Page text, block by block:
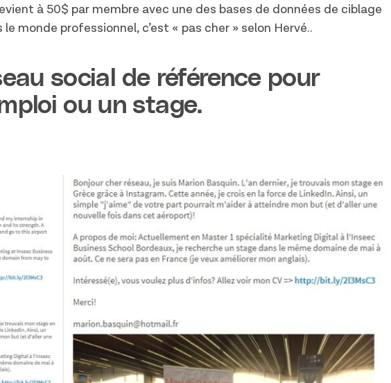
à 50$ par membre avec une des bases de données de ciblage
monde professionnel, c’est « pas cher » selon Hervé..
social de référence pour
ou un stage.